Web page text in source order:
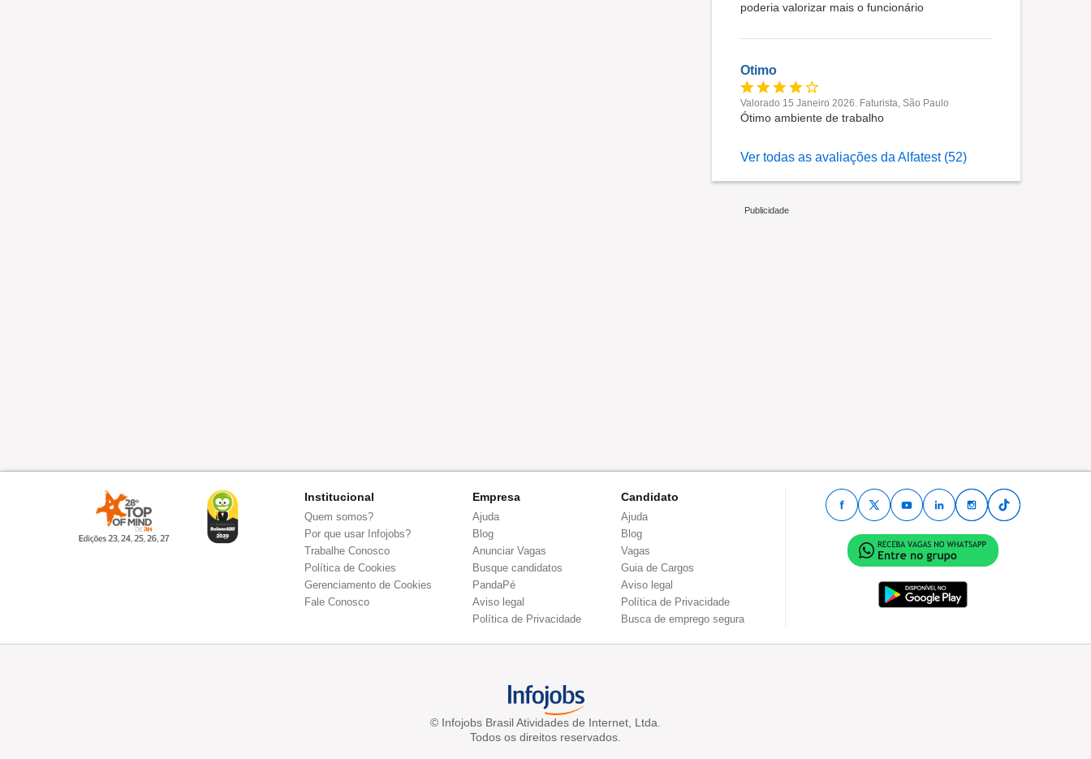
poderia valorizar mais o funcionário
Otimo
Valorado 15 Janeiro 2026. Faturista, São Paulo
Ótimo ambiente de trabalho
Ver todas as avaliações da Alfatest (52)
Institucional
Quem somos?
Por que usar Infojobs?
Trabalhe Conosco
Política de Cookies
Gerenciamento de Cookies
Fale Conosco
Empresa
Ajuda
Blog
Anunciar Vagas
Busque candidatos
PandaPé
Aviso legal
Política de Privacidade
Candidato
Ajuda
Blog
Vagas
Guia de Cargos
Aviso legal
Política de Privacidade
Busca de emprego segura
© Infojobs Brasil Atividades de Internet, Ltda.
Todos os direitos reservados.